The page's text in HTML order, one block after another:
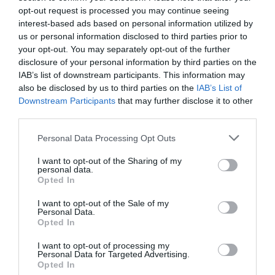
opt-out request is processed you may continue seeing
interest-based ads based on personal information utilized by
us or personal information disclosed to third parties prior to
your opt-out. You may separately opt-out of the further
disclosure of your personal information by third parties on the
IAB’s list of downstream participants. This information may
also be disclosed by us to third parties on the IAB’s List of
Downstream Participants that may further disclose it to other
Personal Data Processing Opt Outs
I want to opt-out of the Sharing of my
personal data.
Opted In
I want to opt-out of the Sale of my
Personal Data.
Opted In
I want to opt-out of processing my
Personal Data for Targeted Advertising.
Opted In
παρενόχληση και αντίποινα κατά τη διάρκεια
των γυρισμάτων της ταινίας It Ends with Us. Η
ηθοποιός υποστήριξε επίσης ότι οργανώθηκε
εκστρατεία δυσφήμησης εις βάρος της.
Τον Ιανουάριο του 2025, ο Baldoni και η Wayfarer
The New York Times, επικαλούμενοι, μεταξύ
άλλων, δυσφήμιση και εκβιασμό. Η υπόθεση
απορρίφθηκε στο σύνολό της από τον δικαστή.
της αγωγής της Lively, με τον δικαστή να
απορρίπτει τον Απρίλιο του 2026 τις